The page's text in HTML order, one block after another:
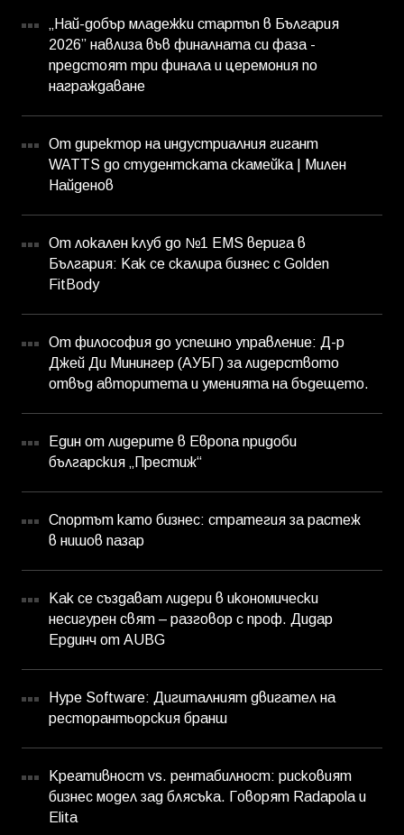
„Най-добър младежки стартъп в България
2026” навлиза във финалната си фаза -
предстоят три финала и церемония по
награждаване
От директор на индустриалния гигант
WATTS до студентската скамейка | Милен
Найденов
От локален клуб до №1 EMS верига в
България: Как се скалира бизнес с Golden
FitBody
От философия до успешно управление: Д-р
Джей Ди Минингер (АУБГ) за лидерството
отвъд авторитета и уменията на бъдещето.
Един от лидерите в Европа придоби
българския „Престиж“
Спортът като бизнес: стратегия за растеж
в нишов пазар
Как се създават лидери в икономически
несигурен свят – разговор с проф. Дидар
Ердинч от AUBG
Hype Software: Дигиталният двигател на
ресторантьорския бранш
Креативност vs. рентабилност: рисковият
бизнес модел зад блясъка. Говорят Radapola и
Elita